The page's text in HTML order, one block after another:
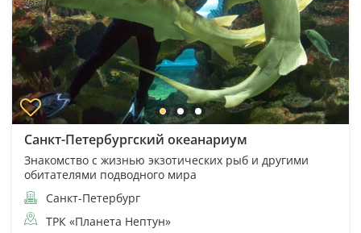
Санкт-Петербургский океанариум
Знакомство с жизнью экзотических рыб и другими
обитателями подводного мира
Санкт-Петербург
ТРК «Планета Нептун»